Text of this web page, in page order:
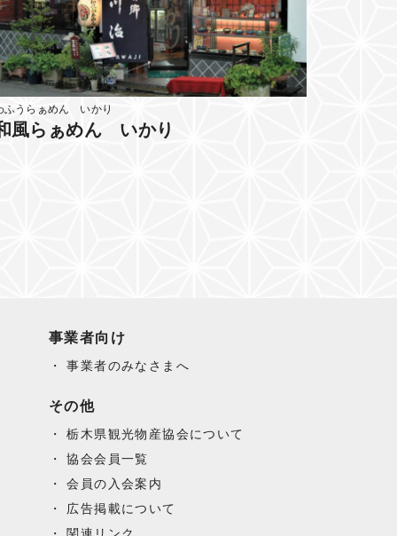
ふうらぁめん いかり
風らぁめん いかり
事業者向け
事業者のみなさまへ
その他
栃木県観光物産協会について
協会会員一覧
会員の入会案内
広告掲載について